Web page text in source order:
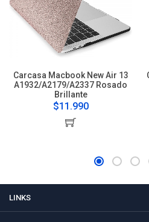
Carcasa Macbook New Air 13
A1932/A2179/A2337 Rosado
Brillante
$11.990
LINKS